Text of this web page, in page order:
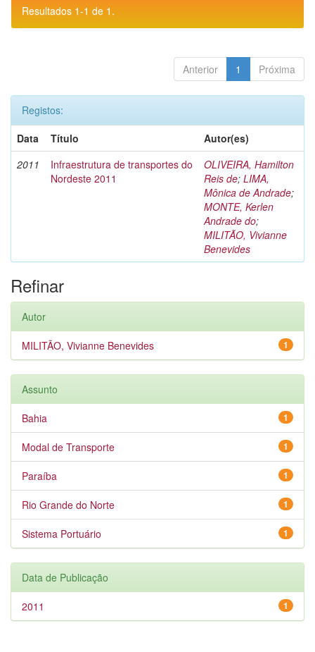
Resultados 1-1 de 1.
Anterior 1 Próxima
Registos:
Data
Título
Autor(es)
2011
Infraestrutura de transportes do
Nordeste 2011
OLIVEIRA, Hamilton
Reis de; LIMA,
Mônica de Andrade;
MONTE, Kerlen
Andrade do;
MILITÃO, Vivianne
Benevides
Refinar
Autor
1
MILITÃO, Vivianne Benevides
Assunto
1
Bahia
1
Modal de Transporte
1
Paraíba
1
Rio Grande do Norte
1
Sistema Portuário
Data de Publicação
1
2011